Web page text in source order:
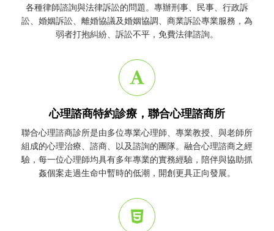
各種律師諮詢與法律訴訟的問題。專辦刑事、民事、行政訴
訟、婚姻訴訟、離婚協議及婚姻協調、商業訴訟專業服務，為
弱者打抱糾紛、訴訟不平，免費法律諮詢。
心理諮商特約診療，聯合心理諮商所
聯合心理諮商診所是由多位專業心理師、專業教授、與老師所
組成的心理治療、諮商、以及諮詢的團隊。融合心理諮商之經
驗，每一位心理師均具有多年專業的實務經驗，陪伴與協助抓
姦個案走過生命中暫時的低潮，開創更具正向發展。